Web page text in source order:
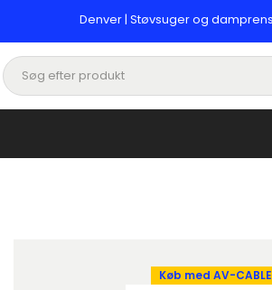
Denver | Støvsuger og
Køb med AV-